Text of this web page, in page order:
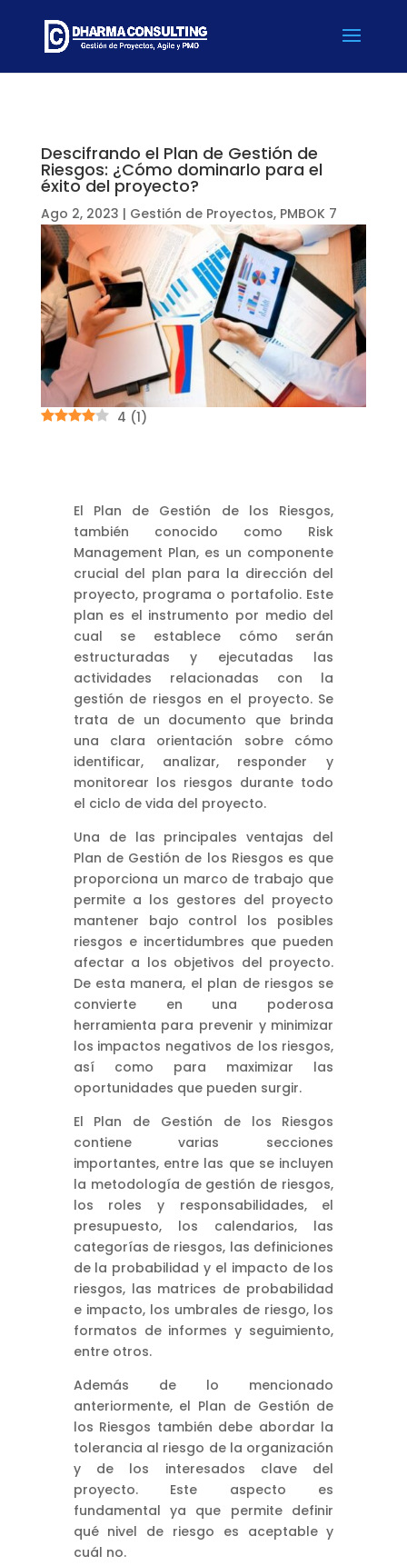
Descifrando el Plan de Gestión de
Riesgos: ¿Cómo dominarlo para el
éxito del proyecto?
Ago 2, 2023 | Gestión de Proyectos, PMBOK 7
4 (1)
El Plan de Gestión de los Riesgos,
también conocido como Risk
Management Plan, es un componente
crucial del plan para la dirección del
proyecto, programa o portafolio. Este
plan es el instrumento por medio del
cual se establece cómo serán
estructuradas y ejecutadas las
actividades relacionadas con la
gestión de riesgos en el proyecto. Se
trata de un documento que brinda
una clara orientación sobre cómo
identificar, analizar, responder y
monitorear los riesgos durante todo
el ciclo de vida del proyecto.
Una de las principales ventajas del
Plan de Gestión de los Riesgos es que
proporciona un marco de trabajo que
permite a los gestores del proyecto
mantener bajo control los posibles
riesgos e incertidumbres que pueden
afectar a los objetivos del proyecto.
De esta manera, el plan de riesgos se
convierte en una poderosa
herramienta para prevenir y minimizar
los impactos negativos de los riesgos,
así como para maximizar las
oportunidades que pueden surgir.
El Plan de Gestión de los Riesgos
contiene varias secciones
importantes, entre las que se incluyen
la metodología de gestión de riesgos,
los roles y responsabilidades, el
presupuesto, los calendarios, las
categorías de riesgos, las definiciones
de la probabilidad y el impacto de los
riesgos, las matrices de probabilidad
e impacto, los umbrales de riesgo, los
formatos de informes y seguimiento,
entre otros.
Además de lo mencionado
anteriormente, el Plan de Gestión de
los Riesgos también debe abordar la
tolerancia al riesgo de la organización
y de los interesados clave del
proyecto. Este aspecto es
fundamental ya que permite definir
qué nivel de riesgo es aceptable y
cuál no.